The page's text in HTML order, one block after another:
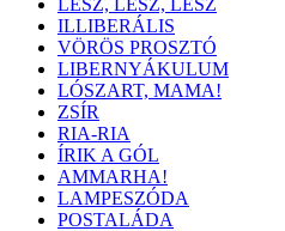
ILLIBERÁLIS
VÖRÖS PROSZTÓ
LIBERNYÁKULUM
LÓSZART, MAMA!
ZSÍR
RIA-RIA
ÍRIK A GÓL
AMMARHA!
LAMPESZÓDA
POSTALÁDA